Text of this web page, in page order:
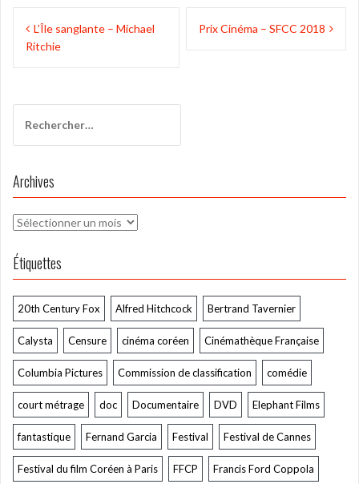
Navigation
deL’Île sanglante – Michael
Ritchie
Prix Cinéma – SFCC 2018
Archives
Archives
Étiquettes
20th Century Fox Alfred Hitchcock Bertrand Tavernier
Calysta Censure cinéma coréen Cinémathèque Française
Columbia Pictures Commission de classification comédie
court métrage doc Documentaire DVD Elephant Films
fantastique Fernand Garcia Festival Festival de Cannes
Festival du film Coréen à Paris FFCP Francis Ford Coppola